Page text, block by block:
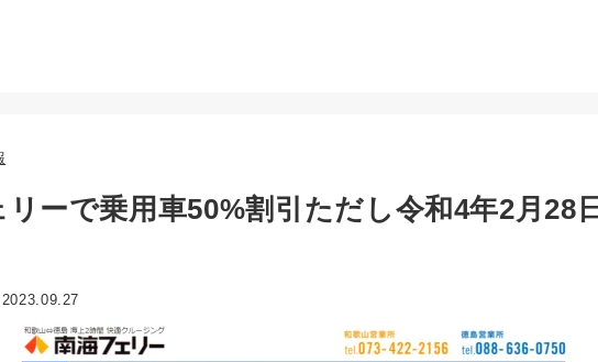
リーで乗用車50%割引ただし令和4年2月28
2023.09.27